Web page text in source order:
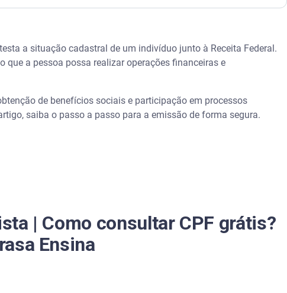
a situação cadastral de um indivíduo junto à Receita Federal.
que a pessoa possa realizar operações financeiras e
de benefícios sociais e participação em processos
saiba o passo a passo para a emissão de forma segura.
| Como consultar CPF grátis?
Ensina